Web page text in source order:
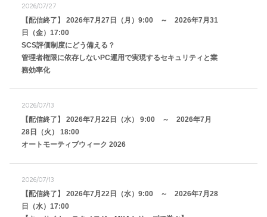
2026/07/27
【配信終了】 2026年7月27日（月）9:00 ～ 2026年7月31
日（金）17:00
SCS評価制度にどう備える？
管理者権限に依存しないPC運用で実現するセキュリティと業
務効率化
2026/07/13
【配信終了】 2026年7月22日（水） 9:00 ～ 2026年7月
28日（火） 18:00
オートモーティブウィーク 2026
2026/07/13
【配信終了】 2026年7月22日（水）9:00 ～ 2026年7月28
日（水）17:00